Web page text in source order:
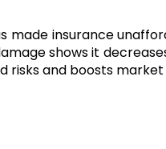
made insurance
shows it
risks and boosts